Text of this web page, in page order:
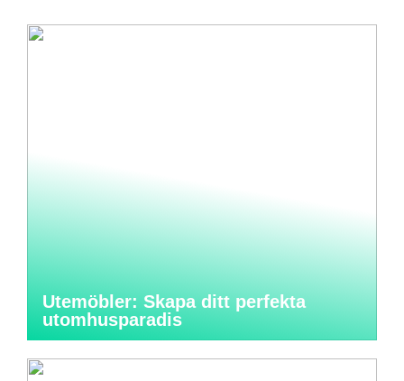
Utemöbler: Skapa ditt perfekta
utomhusparadis